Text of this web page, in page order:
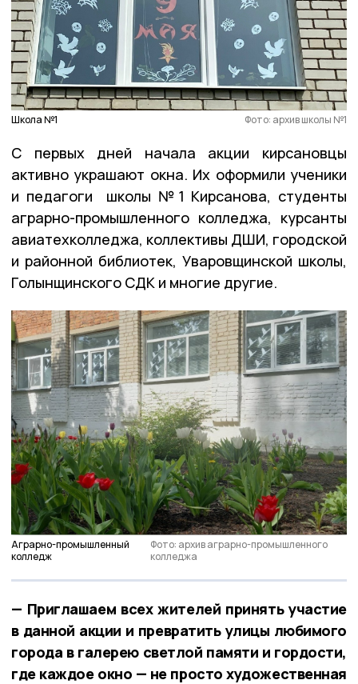
Школа №1 Фото: архив школы №1
С первых дней начала акции кирсановцы
активно украшают окна. Их оформили ученики
и педагоги школы №1 Кирсанова, студенты
аграрно-промышленного колледжа, курсанты
авиатехколледжа, коллективы ДШИ, городской
и районной библиотек, Уваровщинской школы,
Голынщинского СДК и многие другие.
Аграрно-промышленный
колледж
Фото: архив аграрно-промышленного
колледжа
— Приглашаем всех жителей принять участие
в данной акции и превратить улицы любимого
города в галерею светлой памяти и гордости,
где каждое окно — не просто художественная